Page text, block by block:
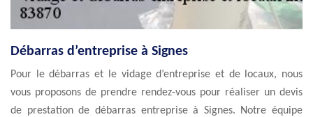
Débarras d’entreprise à Signes
Pour le débarras et le vidage d’entreprise et de locaux, nous
vous proposons de prendre rendez-vous pour réaliser un devis
de prestation de débarras entreprise à Signes. Notre équipe